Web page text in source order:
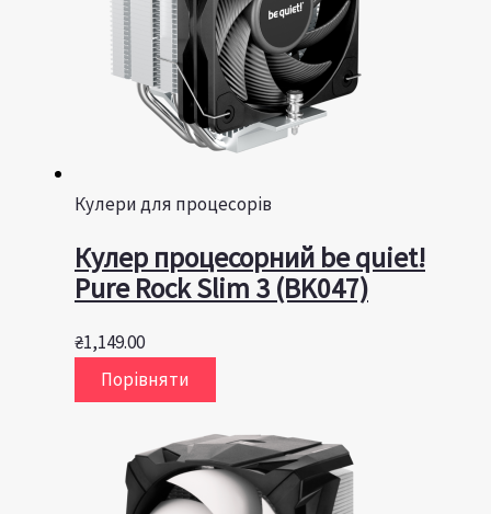
Кулери для процесорів
Кулер процесорний be quiet!
Pure Rock Slim 3 (BK047)
₴1,149.00
Порівняти